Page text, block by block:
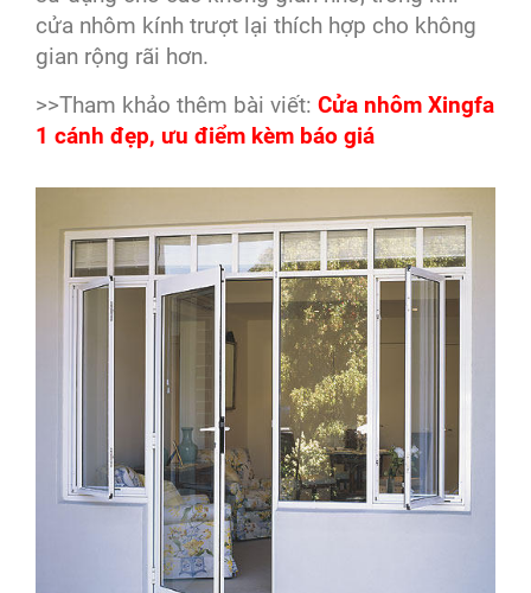
cửa nhôm kính trượt lại thích hợp cho không
gian rộng rãi hơn.
>>Tham khảo thêm bài viết: Cửa nhôm Xingfa
1 cánh đẹp, ưu điểm kèm báo giá